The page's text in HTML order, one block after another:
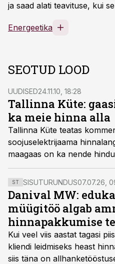
ja saad alati teavituse, kui
Energeetika
SEOTUD LOOD
UUDISED24.11.10, 18:28
Tallinna Küte:
ka meie hinna alla
Tallinna Küte teatas
soojuselektrijaama
maagaas on ka nende
ST SISUTURUNDUS07.07.26,
Danival MW:
müügitöö algab
hinnapakkumise
Kui veel viis aastat tagasi
kliendi leidmiseks heast
siis täna on